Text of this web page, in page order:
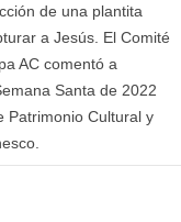
de una plantita
a Jesús. El Comité
AC comentó a
Santa de 2022
Patrimonio Cultural y